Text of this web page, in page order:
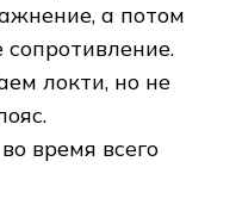
а потом
сопротивление.
локти, но не
время всего